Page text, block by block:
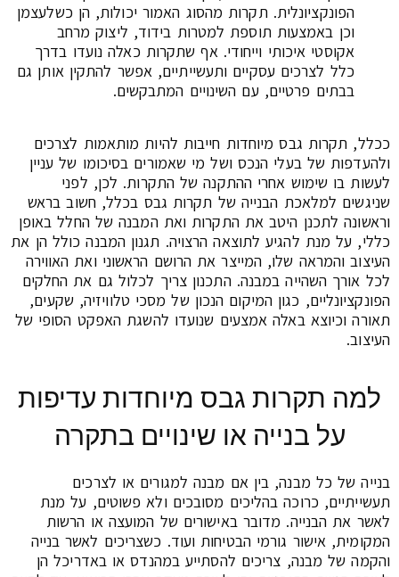
הפונקציונלית. תקרות מהסוג האמור יכולות, הן כשלעצמן
וכן באמצעות תוספת למטרות בידוד, ליצוק מרחב
אקוסטי איכותי וייחודי. אף שתקרות כאלה נועדו בדרך
כלל לצרכים עסקיים ותעשייתיים, אפשר להתקין אותן גם
בבתים פרטיים, עם השינויים המתבקשים.
ככלל, תקרות גבס מיוחדות חייבות להיות מותאמות לצרכים
ולהעדפות של בעלי הנכס ושל מי שאמורים בסיכומו של עניין
לעשות בו שימוש אחרי ההתקנה של התקרות. לכן, לפני
שניגשים למלאכת הבנייה של תקרות גבס בכלל, חשוב בראש
וראשונה לתכנן היטב את התקרות ואת המבנה של החלל באופן
כללי, על מנת להגיע לתוצאה הרצויה. תגנון המבנה כולל הן את
העיצוב והמראה שלו, המייצר את הרושם הראשוני ואת האווירה
לכל אורך השהייה במבנה. התכנון צריך לכלול גם את החלקים
הפונקציונליים, כגון המיקום הנכון של מסכי טלוויזיה, שקעים,
תאורה וכיוצא באלה אמצעים שנועדו להשגת האפקט הסופי של
העיצוב.
למה תקרות גבס מיוחדות עדיפות
על בנייה או שינויים בתקרה
בנייה של כל מבנה, בין אם מבנה למגורים או לצרכים
תעשייתיים, כרוכה בהליכים מסובכים ולא פשוטים, על מנת
לאשר את הבנייה. מדובר באישורים של המועצה או הרשות
המקומית, אישור גורמי הבטיחות ועוד. כשצריכים לאשר בנייה
והקמה של מבנה, צריכים להסתייע במהנדס או באדריכל הן